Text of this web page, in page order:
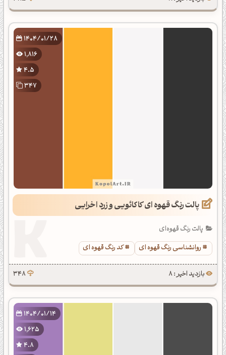
1404/01/28
1,816
4.5
347
پالت رنگ قهوه ای کاکائویی و زرد اخرایی
پالت رنگ قهوه‌ای
روانشناسی رنگ قهوه ای
کد رنگ قهوه ای
بازدید اخیر : 8 348
1404/01/14
1,625
4.8